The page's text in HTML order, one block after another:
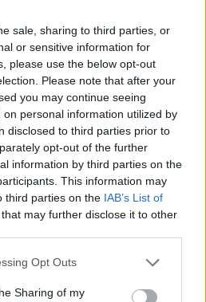
sale, sharing to third parties, or
or sensitive information for
please use the below opt-out
Please note that after your
you may continue seeing
personal information utilized by
disclosed to third parties prior to
opt-out of the further
information by third parties on the
This information may
third parties on the IAB’s List of
that may further disclose it to other
app uses one or more Google
behaviour. You may click to
Opt Outs
Sharing of my
της συζύγου του
τη Λίσα, γιατί
το πτώμα στη βαλίτσα